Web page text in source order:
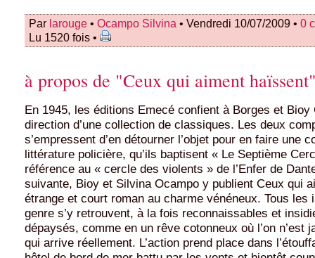
Par larouge • Ocampo Silvina • Vendredi 10/07/2009 • 0
Lu 1520 fois •
à propos de "Ceux qui aiment
En 1945, les éditions Emecé confient à Borges et Bioy
direction d’une collection de classiques. Les deux
s’empressent d’en détourner l’objet pour en faire une
littérature policière, qu’ils baptisent « Le Septième
référence au « cercle des violents » de l’Enfer de
suivante, Bioy et Silvina Ocampo y publient Ceux qui
étrange et court roman au charme vénéneux. Tous les
genre s’y retrouvent, à la fois reconnaissables et
dépaysés, comme en un rêve cotonneux où l’on n’est
qui arrive réellement. L’action prend place dans